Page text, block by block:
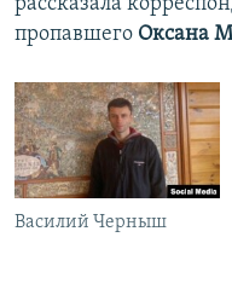
рассказала
пропавшего Оксана
Василий Черныш